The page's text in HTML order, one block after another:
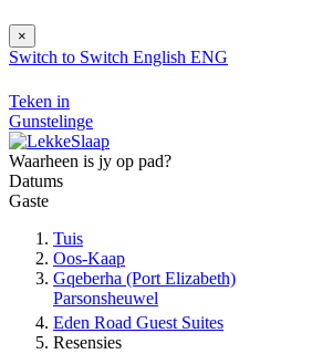
×
Switch to Switch English ENG
Teken in
Gunstelinge
Waarheen is jy op pad?
Datums
Gaste
Tuis
Oos-Kaap
Gqeberha (Port Elizabeth)
Parsonsheuwel
Eden Road Guest Suites
Resensies